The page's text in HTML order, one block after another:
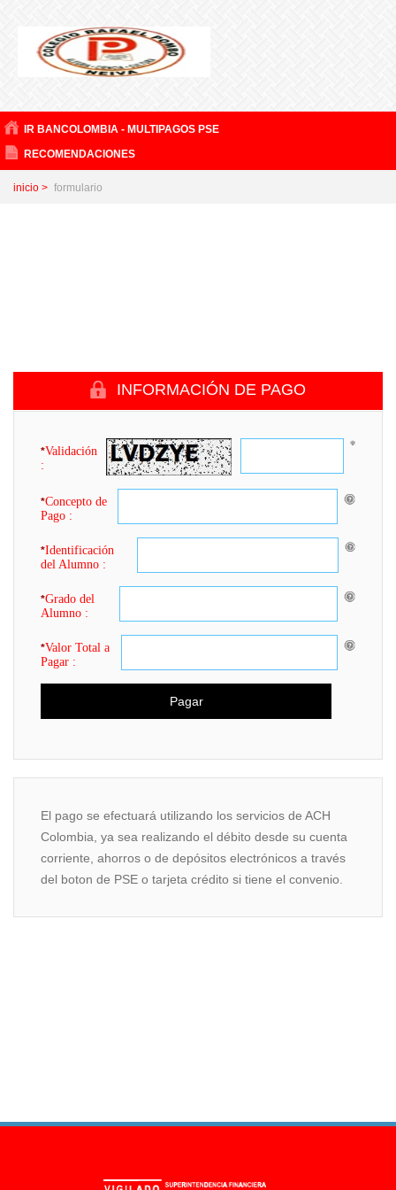
IR BANCOLOMBIA - MULTIPAGOS PSE
RECOMENDACIONES
inicio > formulario
INFORMACIÓN DE PAGO
*Validación
:
*Concepto de
Pago :
*Identificación
del Alumno :
*Grado del
Alumno :
*Valor Total a
Pagar :
El pago se efectuará utilizando los servicios de ACH
Colombia, ya sea realizando el débito desde su cuenta
corriente, ahorros o de depósitos electrónicos a través
del boton de PSE o tarjeta crédito si tiene el convenio.